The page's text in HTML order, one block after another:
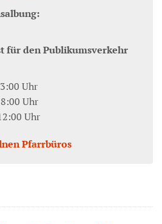
für den Publikumsverkehr
Uhr
Uhr
Uhr
Pfarrbüros